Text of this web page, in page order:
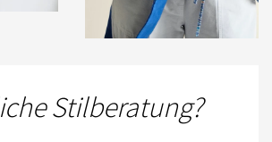
Stilberatung?